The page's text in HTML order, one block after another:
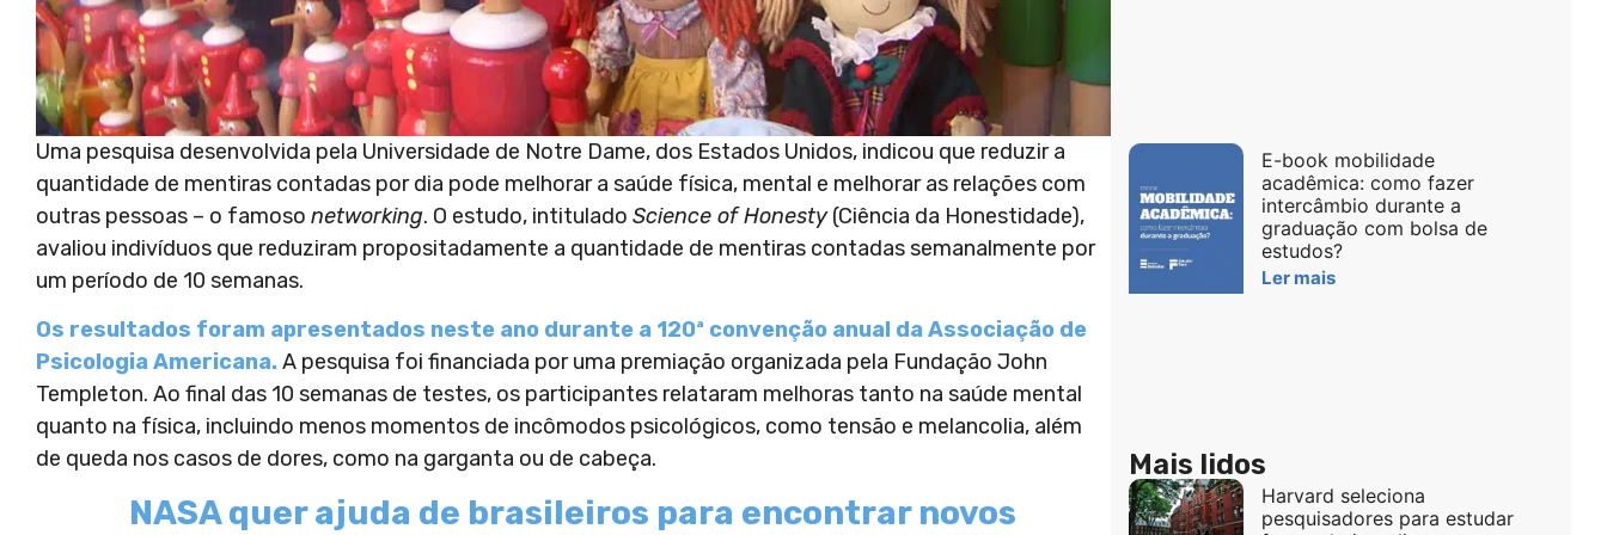
Uma pesquisa desenvolvida pela Universidade de Notre Dame, dos Estados Unidos, indicou que reduzir a
quantidade de mentiras contadas por dia pode melhorar a saúde física, mental e melhorar as relações com
outras pessoas – o famoso networking. O estudo, intitulado Science of Honesty(Ciência da Honestidade),
avaliou indivíduos que reduziram propositadamente a quantidade de mentiras contadas semanalmente por
um período de 10 semanas.
Os resultados foram apresentados neste ano durante a 120ª convenção anual da Associação de
Psicologia Americana.A pesquisa foi financiada por uma premiação organizada pela Fundação John
Templeton. Ao final das 10 semanas de testes, os participantes relataram melhoras tanto na saúde mental
quanto na física, incluindo menos momentos de incômodos psicológicos, como tensão e melancolia, além
de queda nos casos de dores, como na garganta ou de cabeça.
NASA quer ajuda de brasileiros para encontrar novos
E-book mobilidade
acadêmica: como fazer
intercâmbio durante a
graduação com bolsa de
estudos?
Ler mais
Mais lidos
Harvard seleciona
pesquisadores para estudar